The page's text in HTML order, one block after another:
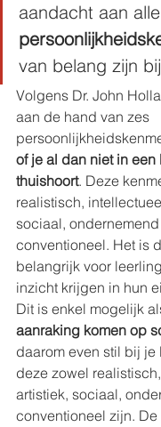
aandacht aan alle
van belang zijn
Volgens Dr. John
aan de hand van zes
of je al dan niet in
thuishoort. Deze
realistisch,
sociaal,
conventioneel. Het is
belangrijk voor
inzicht krijgen in hun
Dit is enkel mogelijk
aanraking komen op
daarom even stil bij je
deze zowel
artistiek, sociaal,
conventioneel zijn.